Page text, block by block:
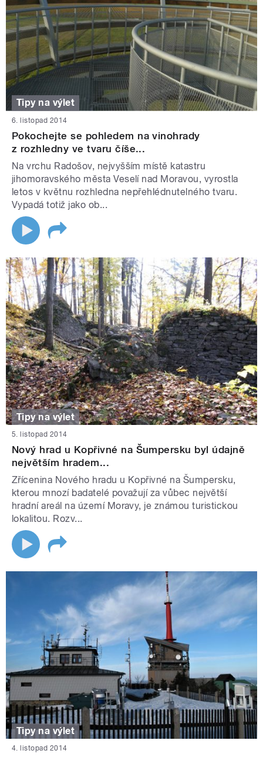
Tipy na výlet
6. listopad 2014
Pokochejte se pohledem na vinohrady
z rozhledny ve tvaru číše...
Na vrchu Radošov, nejvyšším místě katastru
jihomoravského města Veselí nad Moravou, vyrostla
letos v květnu rozhledna nepřehlédnutelného tvaru.
Vypadá totiž jako ob...
Tipy na výlet
5. listopad 2014
Nový hrad u Kopřivné na Šumpersku byl údajně
největším hradem...
Zřícenina Nového hradu u Kopřivné na Šumpersku,
kterou mnozí badatelé považují za vůbec největší
hradní areál na území Moravy, je známou turistickou
lokalitou. Rozv...
Tipy na výlet
4. listopad 2014